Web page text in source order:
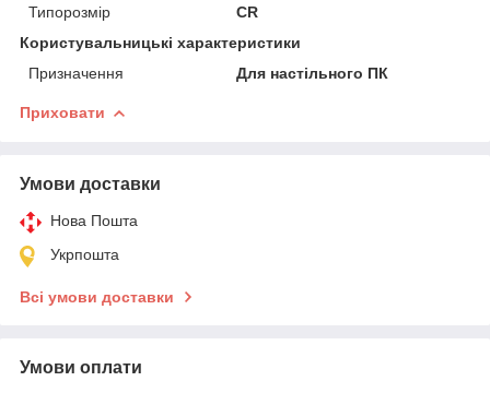
Типорозмір
CR
Користувальницькі характеристики
Призначення
Для настільного ПК
Приховати
Умови доставки
Нова Пошта
Укрпошта
Всі умови доставки
Умови оплати